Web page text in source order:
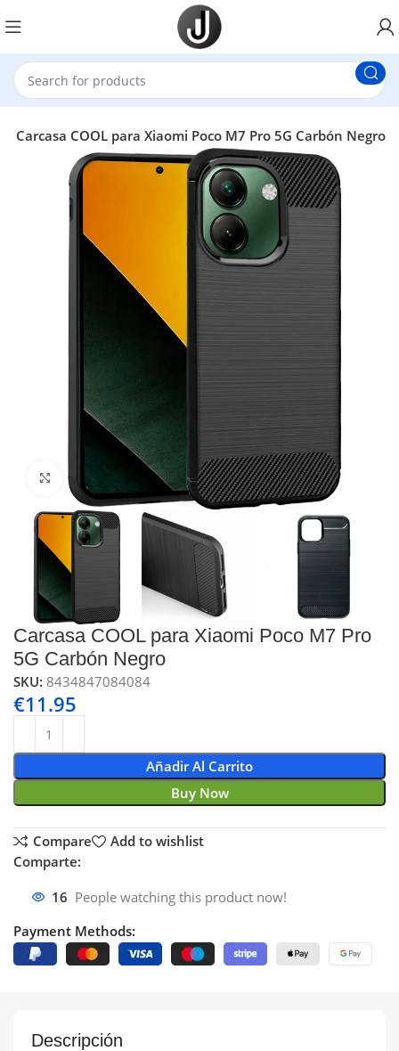
Carcasa COOL para Xiaomi Poco M7 Pro 5G Carbón Negro
Click to enlarge
Carcasa COOL para Xiaomi Poco M7 Pro
5G Carbón Negro
SKU:8434847084084
€11.95
Añadir Al Carrito
Buy Now
Compare
Add to wishlist
Comparte:
16 People watching this product now!
Payment Methods:
Descripción